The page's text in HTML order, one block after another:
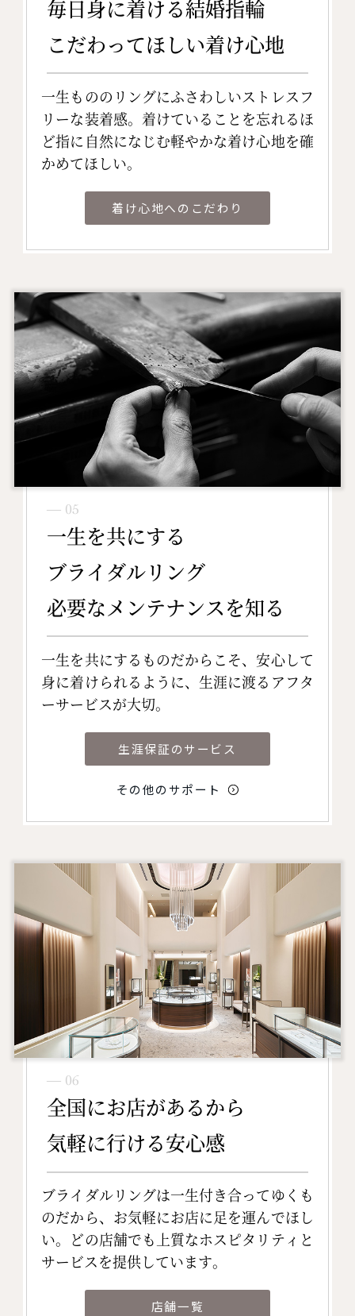
毎日身に着ける結婚指輪
こだわってほしい着け心地
一生もののリングにふさわしいストレスフ
リーな装着感。着けていることを忘れるほ
ど指に自然になじむ軽やかな着け心地を確
かめてほしい。
着け心地へのこだわり
― 05
一生を共にする
ブライダルリング
必要なメンテナンスを知る
一生を共にするものだからこそ、安心して
身に着けられるように、生涯に渡るアフタ
ーサービスが大切。
生涯保証のサービス
その他のサポート
― 06
全国にお店があるから
気軽に行ける安心感
ブライダルリングは一生付き合ってゆくも
のだから、お気軽にお店に足を運んでほし
い。どの店舗でも上質なホスピタリティと
サービスを提供しています。
店舗一覧